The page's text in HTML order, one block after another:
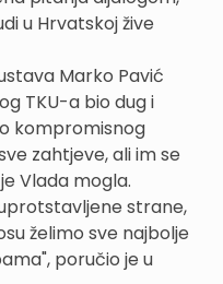
u Hrvatskoj žive
Marko Pavić
TKU-a bio dug i
kompromisnog
zahtjeve, ali im se
Vlada mogla.
strane,
želimo sve najbolje
poručio je u